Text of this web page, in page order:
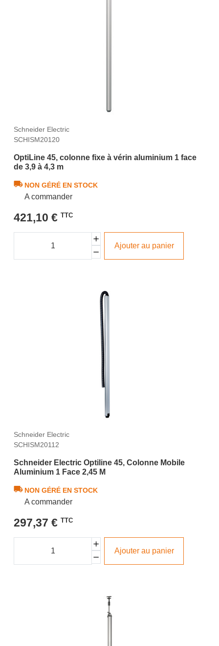
Schneider Electric
SCHISM20120
OptiLine 45, colonne fixe à vérin aluminium 1 face
de 3,9 à 4,3 m
NON GÉRÉ EN STOCK
A commander
421,10 € TTC
Ajouter au panier
Schneider Electric
SCHISM20112
Schneider Electric Optiline 45, Colonne Mobile
Aluminium 1 Face 2,45 M
NON GÉRÉ EN STOCK
A commander
297,37 € TTC
Ajouter au panier